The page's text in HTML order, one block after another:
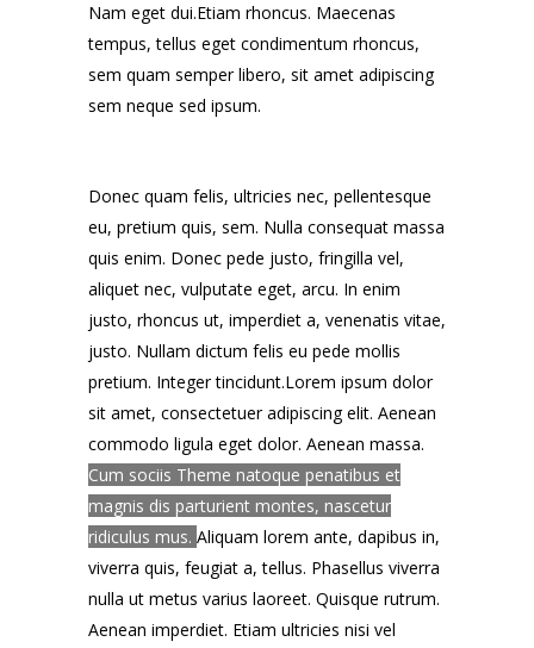
Nam eget dui.Etiam rhoncus. Maecenas
tempus, tellus eget condimentum rhoncus,
sem quam semper libero, sit amet adipiscing
sem neque sed ipsum.
Donec quam felis, ultricies nec, pellentesque
eu, pretium quis, sem. Nulla consequat massa
quis enim. Donec pede justo, fringilla vel,
aliquet nec, vulputate eget, arcu. In enim
justo, rhoncus ut, imperdiet a, venenatis vitae,
justo. Nullam dictum felis eu pede mollis
pretium. Integer tincidunt.Lorem ipsum dolor
sit amet, consectetuer adipiscing elit. Aenean
commodo ligula eget dolor. Aenean massa.
Cum sociis Theme natoque penatibus et
magnis dis parturient montes, nascetur
ridiculus mus. Aliquam lorem ante, dapibus in,
viverra quis, feugiat a, tellus. Phasellus viverra
nulla ut metus varius laoreet. Quisque rutrum.
Aenean imperdiet. Etiam ultricies nisi vel